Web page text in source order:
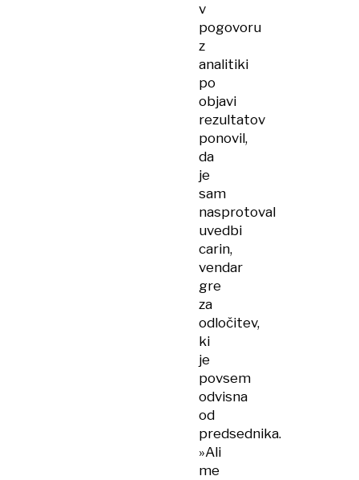
v
pogovoru
z
analitiki
po
objavi
rezultatov
ponovil,
da
je
sam
nasprotoval
uvedbi
carin,
vendar
gre
za
odločitev,
ki
je
povsem
odvisna
od
predsednika.
»Ali
me